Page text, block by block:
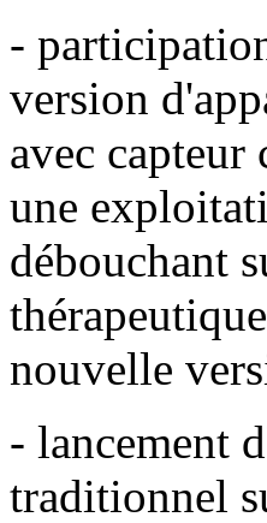
-
version
avec capteur
une
débouchant
nouvelle
- lancement
traditionnel